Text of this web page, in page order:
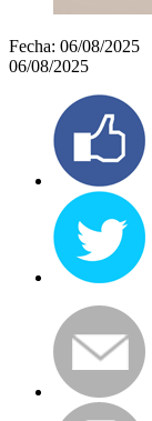
Fecha: 06/08/2025
06/08/2025